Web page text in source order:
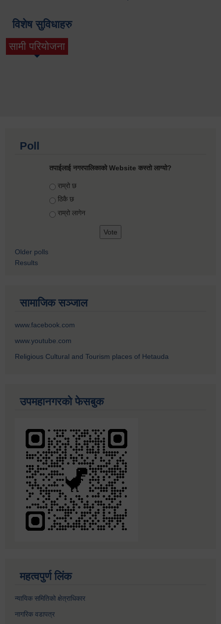
विशेष सुविधाहरु
सामी परियोजना
(active tab)
Poll
तपाईलाई नगरपालिकाको Website कस्तो लाग्यो?
Choices
राम्रो छ
ठिकै छ
राम्रो लागेन
Older polls
Results
सामाजिक सञ्जाल
www.facebook.com
www.youtube.com
Religious Cultural and Tourism places of Hetauda
उपमहानगरको फेसबुक
महत्वपुर्ण लिंक
न्यायिक समितिको क्षेत्राधिकार
नागरिक वडापत्र